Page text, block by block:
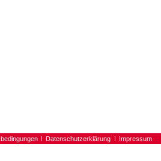
Datenschutzerklärung Impressum